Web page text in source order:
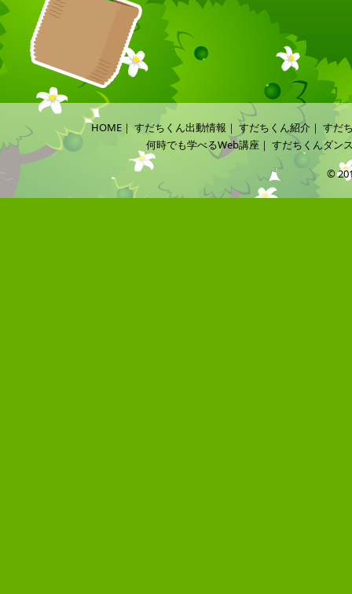
HOME ｜ すだちくん出動情報 ｜ すだちくん紹介 ｜ すだ
何時でも学べるWeb講座 ｜すだちくんダン
©